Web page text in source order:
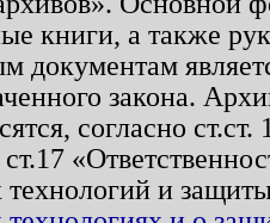
книги, а также
документам
закона.
согласно
и